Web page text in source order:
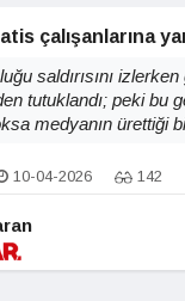
çalışanlarına
saldırısını
tutuklandı; peki bu
medyanın ürettiği
10-04-2026 142